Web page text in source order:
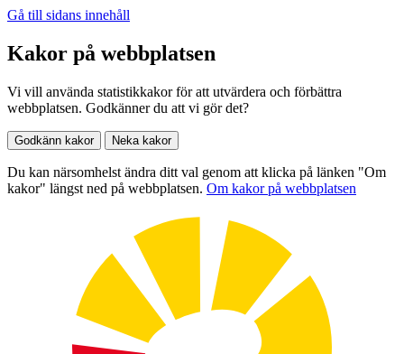
Gå till sidans innehåll
Kakor på webbplatsen
Vi vill använda statistikkakor för att utvärdera och förbättra
webbplatsen. Godkänner du att vi gör det?
Godkänn kakor Neka kakor
Du kan närsomhelst ändra ditt val genom att klicka på länken "Om
kakor" längst ned på webbplatsen. Om kakor på webbplatsen